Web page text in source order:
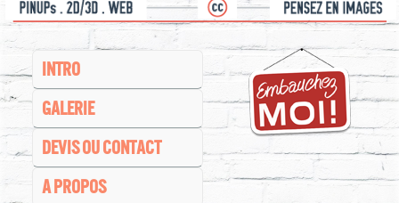
INTRO
GALERIE
DEVIS OU CONTACT
A PROPOS